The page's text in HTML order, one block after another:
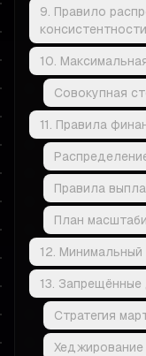
9. Правило
10.
Совокупная
11. Правила
Правила
План
12.
13. Запрещённые
Стратегия